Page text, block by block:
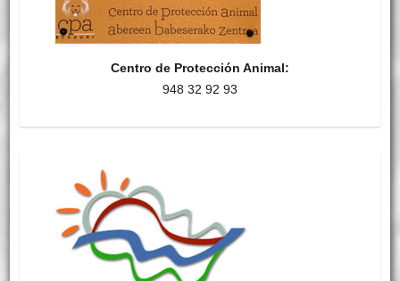
Centro de Protección Animal:
948 32 92 93